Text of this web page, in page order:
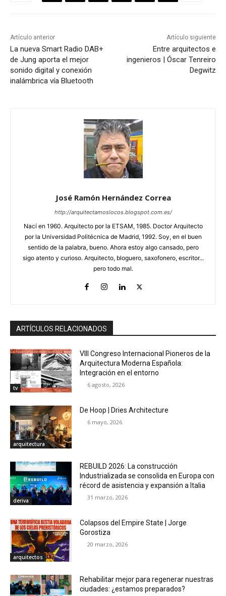
Artículo anterior
La nueva Smart Radio DAB+
de Jung aporta el mejor
sonido digital y conexión
inalámbrica vía Bluetooth
Artículo siguiente
Entre arquitectos e
ingenieros | Óscar Tenreiro
Degwitz
José Ramón Hernández Correa
http://arquitectamoslocos.blogspot.com.es/
Nací en 1960. Arquitecto por la ETSAM, 1985. Doctor Arquitecto
por la Universidad Politécnica de Madrid, 1992. Soy, en el buen
sentido de la palabra, bueno. Ahora estoy algo cansado, pero
sigo atento y curioso. Arquitecto, bloguero, saxofonero, escritor...
pero todo mal.
ARTÍCULOS RELACIONADOS
tv
VIII Congreso Internacional Pioneros de la
Arquitectura Moderna Española:
Integración en el entorno
6 agosto, 2026
arquitectura
De Hoop | Dries Architecture
6 mayo, 2026
deriva
REBUILD 2026: La construcción
Industrializada se consolida en Europa con
récord de asistencia y expansión a Italia
31 marzo, 2026
arquitectos
Colapsos del Empire State | Jorge
Gorostiza
20 marzo, 2026
Rehabilitar mejor para regenerar nuestras
ciudades: ¿estamos preparados?